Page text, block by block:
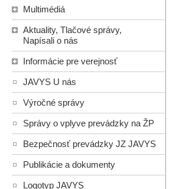
Multimédiá
Aktuality, Tlačové správy,
Napísali o nás
Informácie pre verejnosť
JAVYS U nás
Výročné správy
Správy o vplyve prevádzky na ŽP
Bezpečnosť prevádzky JZ JAVYS
Publikácie a dokumenty
Logotyp JAVYS